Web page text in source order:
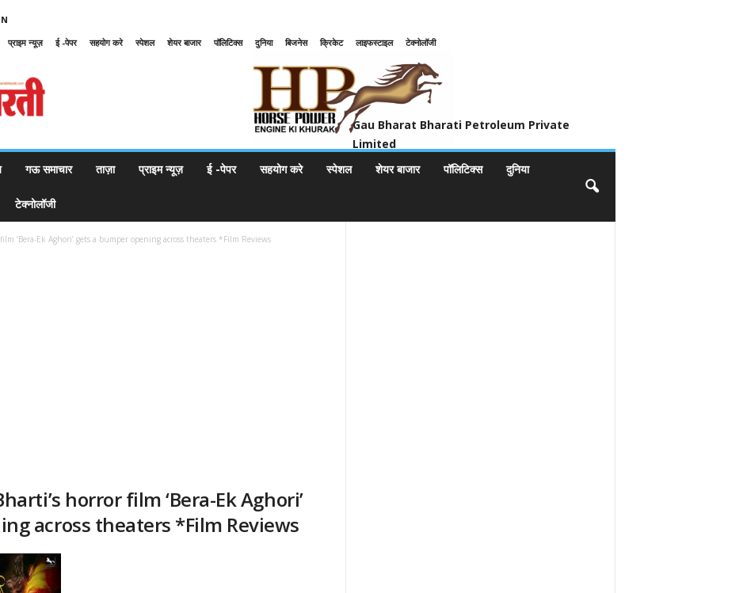
प्राइम न्यूज़ ई -पेपर सहयोग करे स्पेशल शेयर बाजार पॉलिटिक्स दुनिया बिजनेस क्रिकेट लाइफस्टाइल
टेक्नोलॉजी
Gau Bharat Bharati Petroleum Private
Limited
गऊ समाचार ताज़ा प्राइम न्यूज़ ई -पेपर सहयोग करे स्पेशल शेयर बाजार पॉलिटिक्स दुनिया
टेक्नोलॉजी
‘Bera-Ek Aghori’ gets a bumper opening across theaters *Film Reviews
horror film ‘Bera-Ek Aghori’
across theaters *Film Reviews